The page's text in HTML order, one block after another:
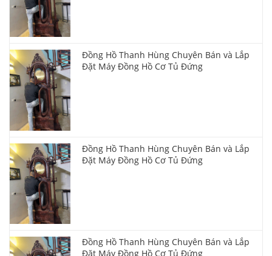
Đồng Hồ Thanh Hùng Chuyên Bán và Lắp
Đặt Máy Đồng Hồ Cơ Tủ Đứng
Đồng Hồ Thanh Hùng Chuyên Bán và Lắp
Đặt Máy Đồng Hồ Cơ Tủ Đứng
Đồng Hồ Thanh Hùng Chuyên Bán và Lắp
Đặt Máy Đồng Hồ Cơ Tủ Đứng